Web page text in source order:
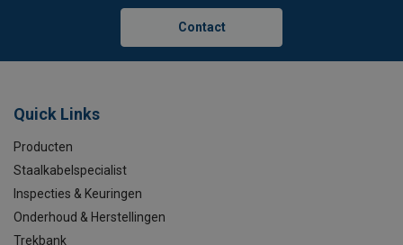
Contact
Quick Links
Producten
Staalkabelspecialist
Inspecties & Keuringen
Onderhoud & Herstellingen
Trekbank